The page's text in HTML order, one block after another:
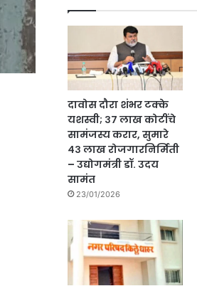
दावोस दौरा शंभर टक्के
यशस्वी; ३७ लाख कोटींचे
सामंजस्य करार, सुमारे
४३ लाख रोजगारनिर्मिती
– उद्योगमंत्री डॉ. उदय
सामंत
23/01/2026